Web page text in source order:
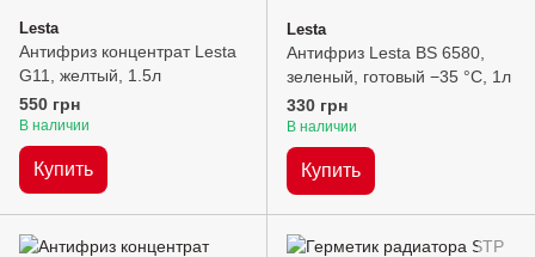
Lesta
Антифриз концентрат Lesta
G11, желтый, 1.5л
550 грн
В наличии
Купить
Lesta
Антифриз Lesta BS 6580,
зеленый, готовый −35 °C, 1л
330 грн
В наличии
Купить